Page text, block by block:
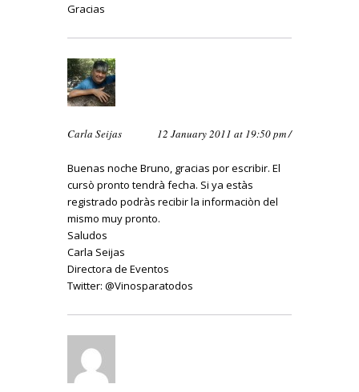
Gracias
Carla Seijas 12 January 2011 at 19:50 pm /
Buenas noche Bruno, gracias por escribir. El
cursò pronto tendrà fecha. Si ya estàs
registrado podràs recibir la informaciòn del
mismo muy pronto.
Saludos
Carla Seijas
Directora de Eventos
Twitter: @Vinosparatodos